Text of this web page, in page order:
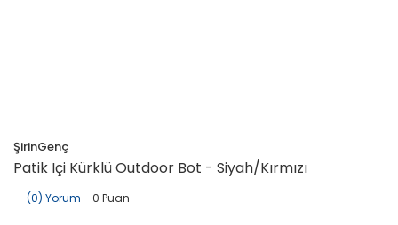
ŞirinGenç
Patik Içi Kürklü Outdoor Bot - Siyah/Kırmızı
(0) Yorum - 0 Puan